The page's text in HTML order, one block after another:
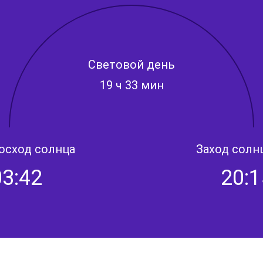
Световой день
19 ч 33 мин
солнца Заход